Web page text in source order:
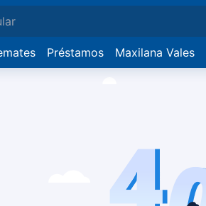
Préstamos Maxilana Vales